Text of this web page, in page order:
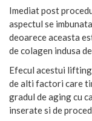
Imediat post
aspectul se
deoarece aceasta
de colagen indusa
Efecul acestui
de alti factori care
gradul de aging cu
inserate si de